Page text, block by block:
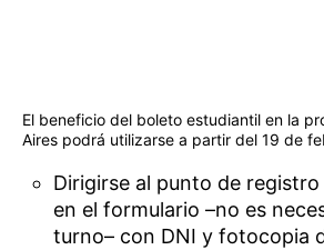
El beneficio del boleto estudiantil en la
Aires podrá utilizarse a partir del 19 de
Dirigirse al punto de
en el formulario –no es
turno– con DNI y fotocopia